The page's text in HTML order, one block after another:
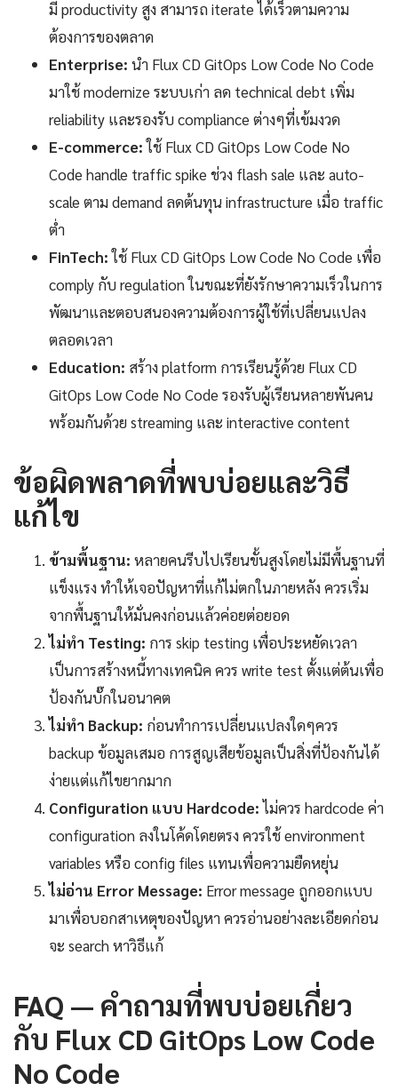
มี productivity สูง สามารถ iterate ได้เร็วตามความ
ต้องการของตลาด
Enterprise: นำ Flux CD GitOps Low Code No Code
มาใช้ modernize ระบบเก่า ลด technical debt เพิ่ม
reliability และรองรับ compliance ต่างๆที่เข้มงวด
E-commerce:ใช้ Flux CD GitOps Low Code No
Code handle traffic spike ช่วง flash sale และ auto-
scale ตาม demand ลดต้นทุน infrastructure เมื่อ traffic
ต่ำ
FinTech:ใช้ Flux CD GitOps Low Code No Code เพื่อ
comply กับ regulation ในขณะที่ยังรักษาความเร็วในการ
พัฒนาและตอบสนองความต้องการผู้ใช้ที่เปลี่ยนแปลง
ตลอดเวลา
Education: สร้าง platform การเรียนรู้ด้วย Flux CD
GitOps Low Code No Code รองรับผู้เรียนหลายพันคน
พร้อมกันด้วย streaming และ interactive content
ข้อผิดพลาดที่พบบ่อยและวิธี
แก้ไข
ข้ามพื้นฐาน: หลายคนรีบไปเรียนขั้นสูงโดยไม่มีพื้นฐานที่
แข็งแรง ทำให้เจอปัญหาที่แก้ไม่ตกในภายหลัง ควรเริ่ม
จากพื้นฐานให้มั่นคงก่อนแล้วค่อยต่อยอด
ไม่ทำ Testing: การ skip testing เพื่อประหยัดเวลา
เป็นการสร้างหนี้ทางเทคนิค ควร write test ตั้งแต่ต้นเพื่อ
ป้องกันบั๊กในอนาคต
ไม่ทำ Backup: ก่อนทำการเปลี่ยนแปลงใดๆควร
backup ข้อมูลเสมอ การสูญเสียข้อมูลเป็นสิ่งที่ป้องกันได้
ง่ายแต่แก้ไขยากมาก
Configuration แบบ Hardcode:ไม่ควร hardcode ค่า
configuration ลงในโค้ดโดยตรง ควรใช้ environment
variables หรือ config files แทนเพื่อความยืดหยุ่น
ไม่อ่าน Error Message: Error message ถูกออกแบบ
มาเพื่อบอกสาเหตุของปัญหา ควรอ่านอย่างละเอียดก่อน
จะ search หาวิธีแก้
FAQ — คำถามที่พบบ่อยเกี่ยว
กับ Flux CD GitOps Low Code
No Code